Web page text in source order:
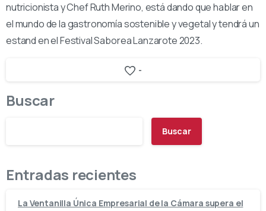
nutricionista y Chef Ruth Merino, está dando que hablar en
el mundo de la gastronomía sostenible y vegetal y tendrá un
estand en el Festival Saborea Lanzarote 2023.
-
Buscar
Buscar
Entradas recientes
La Ventanilla Única Empresarial de la Cámara supera el